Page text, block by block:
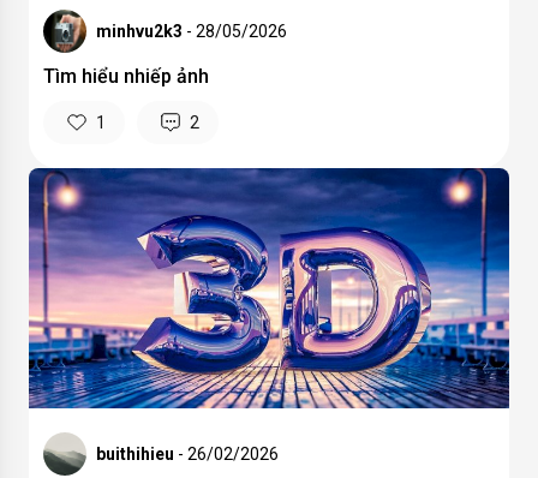
minhvu2k3 - 28/05/2026
Tìm hiểu nhiếp ảnh
1 2
buithihieu - 26/02/2026